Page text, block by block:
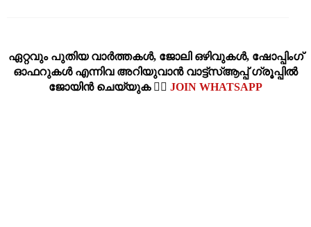
ഏറ്റവും പുതിയ വാര്‍ത്തകള്‍, ജോലി ഒഴിവുകള്‍, ഷോപ്പിംഗ്‌
ഓഫറുകള്‍ എന്നിവ അറിയുവാന്‍ വാട്ട്സ്ആപ്പ് ഗ്രൂപ്പില്‍
ജോയിന്‍ ചെയ്യുക 👉🏽 JOIN WHATSAPP